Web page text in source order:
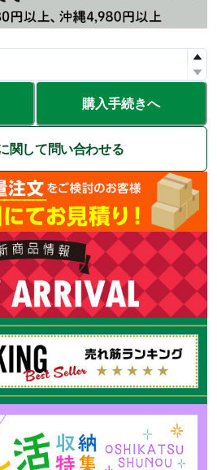
購入手続きへ
関して問い合わせる